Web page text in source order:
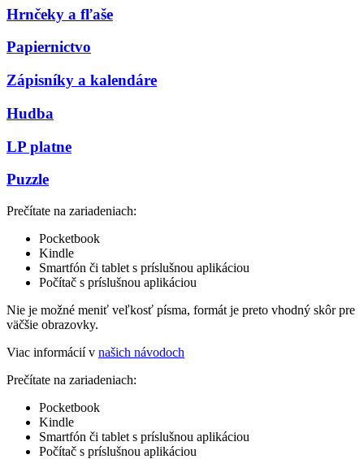
Hrnčeky a fľaše
Papiernictvo
Zápisníky a kalendáre
Hudba
LP platne
Puzzle
Prečítate na zariadeniach:
Pocketbook
Kindle
Smartfón či tablet s príslušnou aplikáciou
Počítač s príslušnou aplikáciou
Nie je možné meniť veľkosť písma, formát je preto vhodný skôr pre
väčšie obrazovky.
Viac informácií v našich návodoch
Prečítate na zariadeniach:
Pocketbook
Kindle
Smartfón či tablet s príslušnou aplikáciou
Počítač s príslušnou aplikáciou